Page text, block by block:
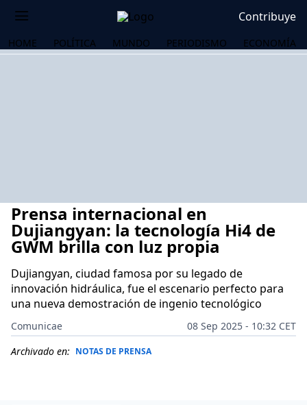
Contribuye
HOME POLÍTICA MUNDO PERIODISMO ECONOMÍA
Prensa internacional en
Dujiangyan: la tecnología Hi4 de
GWM brilla con luz propia
Dujiangyan, ciudad famosa por su legado de
innovación hidráulica, fue el escenario perfecto para
una nueva demostración de ingenio tecnológico
Comunicae
08 Sep 2025 - 10:32 CET
Archivado en: NOTAS DE PRENSA